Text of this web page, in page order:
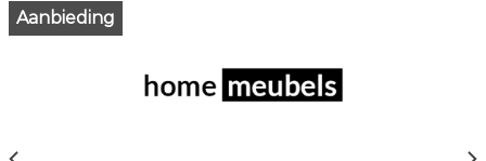
Aanbieding